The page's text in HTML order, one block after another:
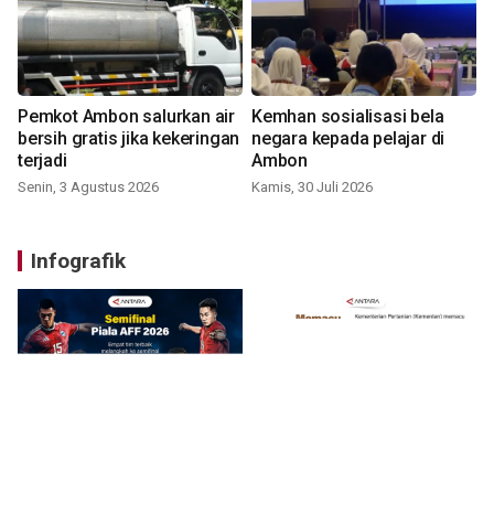
Pemkot Ambon salurkan air
bersih gratis jika kekeringan
terjadi
Senin, 3 Agustus 2026
Kemhan sosialisasi bela
negara kepada pelajar di
Ambon
Kamis, 30 Juli 2026
Infografik